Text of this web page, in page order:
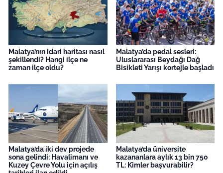
Malatya’nın idari haritası nasıl
şekillendi? Hangi ilçe ne
zaman ilçe oldu?
Malatya’da pedal sesleri:
Uluslararası Beydağı Dağ
Bisikleti Yarışı kortejle başladı
Malatya’da iki dev projede
sona gelindi: Havalimanı ve
Kuzey Çevre Yolu için açılış
Malatya’da üniversite
kazananlara aylık 13 bin 750
TL: Kimler başvurabilir?